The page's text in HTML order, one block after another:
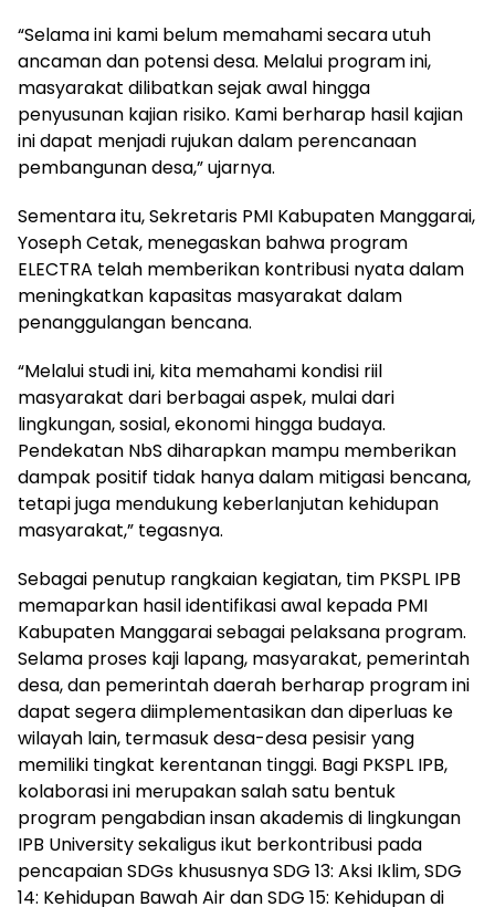
“Selama ini kami belum memahami secara utuh
ancaman dan potensi desa. Melalui program ini,
masyarakat dilibatkan sejak awal hingga
penyusunan kajian risiko. Kami berharap hasil kajian
ini dapat menjadi rujukan dalam perencanaan
pembangunan desa,” ujarnya.
Sementara itu, Sekretaris PMI Kabupaten Manggarai,
Yoseph Cetak, menegaskan bahwa program
ELECTRA telah memberikan kontribusi nyata dalam
meningkatkan kapasitas masyarakat dalam
penanggulangan bencana.
“Melalui studi ini, kita memahami kondisi riil
masyarakat dari berbagai aspek, mulai dari
lingkungan, sosial, ekonomi hingga budaya.
Pendekatan NbS diharapkan mampu memberikan
dampak positif tidak hanya dalam mitigasi bencana,
tetapi juga mendukung keberlanjutan kehidupan
masyarakat,” tegasnya.
Sebagai penutup rangkaian kegiatan, tim PKSPL IPB
memaparkan hasil identifikasi awal kepada PMI
Kabupaten Manggarai sebagai pelaksana program.
Selama proses kaji lapang, masyarakat, pemerintah
desa, dan pemerintah daerah berharap program ini
dapat segera diimplementasikan dan diperluas ke
wilayah lain, termasuk desa-desa pesisir yang
memiliki tingkat kerentanan tinggi. Bagi PKSPL IPB,
kolaborasi ini merupakan salah satu bentuk
program pengabdian insan akademis di lingkungan
IPB University sekaligus ikut berkontribusi pada
pencapaian SDGs khususnya SDG 13: Aksi Iklim, SDG
14: Kehidupan Bawah Air dan SDG 15: Kehidupan di